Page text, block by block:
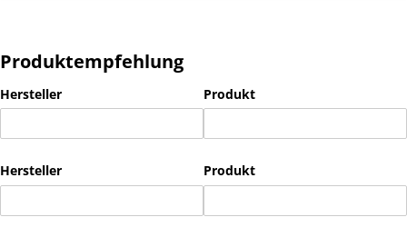
Produktempfehlung
Hersteller Produkt
Hersteller Produkt